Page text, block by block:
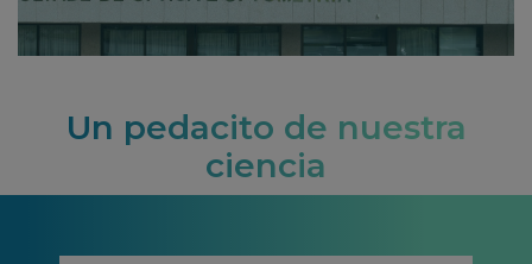
Un pedacito de nuestra
ciencia